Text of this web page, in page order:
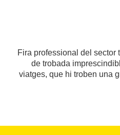
Fira professional del sector
de trobada
viatges, que hi troben una